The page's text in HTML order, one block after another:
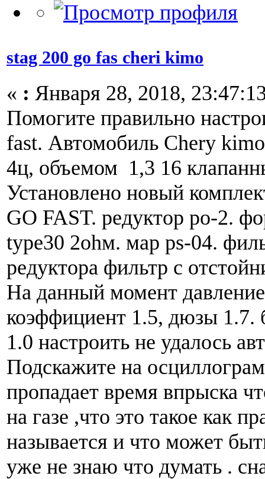
stag 200 go fas cheri kimo
« : Января 28, 2018,
Помогите правильно
fast. Автомобиль Chery
4ц, объемом 1,3 16
Установлено новый
GO FAST. редуктор ро-2.
type30 2оhм. мар ps-04.
редуктора фильтр с
На данный момент
коэффициент 1.5, дюзы 1.7.
1.0 настроить не удалось
Подскажите на
пропадает время впрыска
на газе ,что это такое как
называется и что может
уже не знаю что думать .